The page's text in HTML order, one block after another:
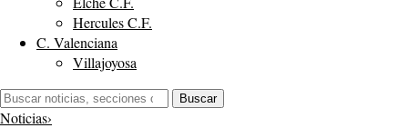
Hercules C.F.
C. Valenciana
Villajoyosa
Buscar:
Buscar
Noticias›